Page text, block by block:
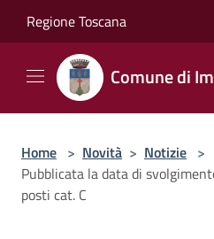
Regione Toscana
Comune di
Home > Novità > Notizie >
Pubblicata la data di
posti cat. C